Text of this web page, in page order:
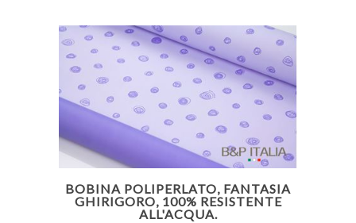
BOBINA POLIPERLATO, FANTASIA
GHIRIGORO, 100% RESISTENTE
ALL'ACQUA.